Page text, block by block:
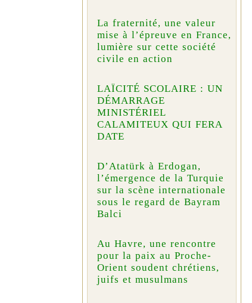
La fraternité, une valeur
mise à l’épreuve en France,
lumière sur cette société
civile en action
LAÏCITÉ SCOLAIRE : UN
DÉMARRAGE
MINISTÉRIEL
CALAMITEUX QUI FERA
DATE
D’Atatürk à Erdogan,
l’émergence de la Turquie
sur la scène internationale
sous le regard de Bayram
Balci
Au Havre, une rencontre
pour la paix au Proche-
Orient soudent chrétiens,
juifs et musulmans